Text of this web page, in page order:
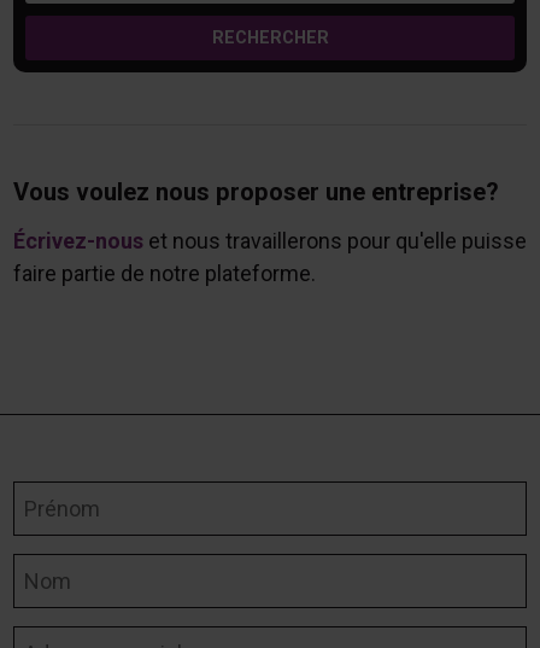
RECHERCHER
Vous voulez nous proposer une entreprise?
Écrivez-nouset nous travaillerons pour qu'elle puisse
faire partie de notre plateforme.